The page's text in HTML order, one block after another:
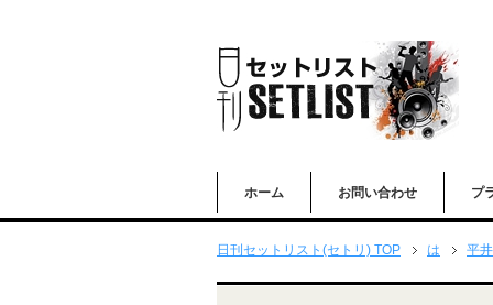
ホーム お問い合わせ プ
日刊セットリスト(セトリ) TOP は 平